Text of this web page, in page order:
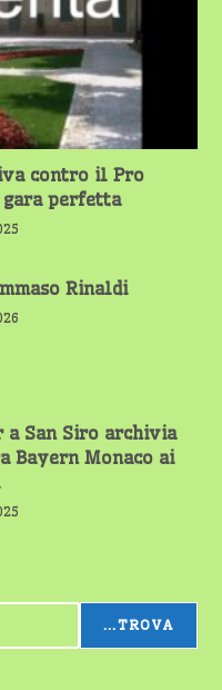
contro il Pro
perfetta
Rinaldi
a San Siro archivia
Bayern Monaco ai
...TROVA